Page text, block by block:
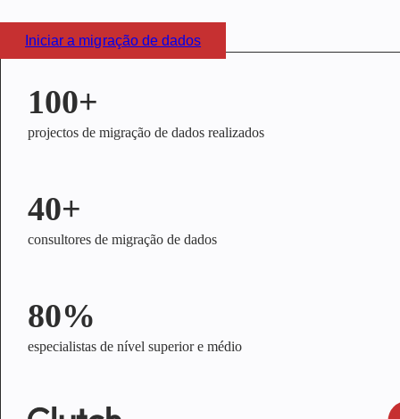
Iniciar a migração de dados
100+
projectos de migração de dados realizados
40+
consultores de migração de dados
80%
especialistas de nível superior e médio